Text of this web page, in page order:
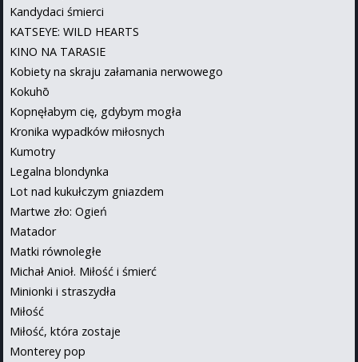
Kandydaci śmierci
KATSEYE: WILD HEARTS
KINO NA TARASIE
Kobiety na skraju załamania nerwowego
Kokuhō
Kopnęłabym cię, gdybym mogła
Kronika wypadków miłosnych
Kumotry
Legalna blondynka
Lot nad kukułczym gniazdem
Martwe zło: Ogień
Matador
Matki równoległe
Michał Anioł. Miłość i śmierć
Minionki i straszydła
Miłość
Miłość, która zostaje
Monterey pop